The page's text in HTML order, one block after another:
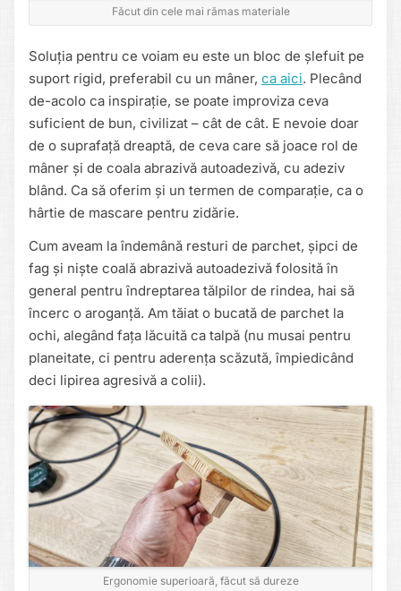
Făcut din cele mai rămas materiale
Soluția pentru ce voiam eu este un bloc de șlefuit pe
suport rigid, preferabil cu un mâner, ca aici. Plecând
de-acolo ca inspirație, se poate improviza ceva
suficient de bun, civilizat – cât de cât. E nevoie doar
de o suprafață dreaptă, de ceva care să joace rol de
mâner și de coala abrazivă autoadezivă, cu adeziv
blând. Ca să oferim și un termen de comparație, ca o
hârtie de mascare pentru zidărie.
Cum aveam la îndemână resturi de parchet, șipci de
fag și niște coală abrazivă autoadezivă folosită în
general pentru îndreptarea tălpilor de rindea, hai să
încerc o aroganță. Am tăiat o bucată de parchet la
ochi, alegând fața lăcuită ca talpă (nu musai pentru
planeitate, ci pentru aderența scăzută, împiedicând
deci lipirea agresivă a colii).
Ergonomie superioară, făcut să dureze